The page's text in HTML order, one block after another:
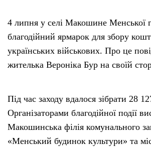
Підтримати «місцевих»
Редакційна політика
4 липня у селі Макошине Менської
благодійний ярмарок для збору
українських військових. Про це
жителька Вероніка Бур на своїй
Під час заходу вдалося зібрати 28
Організаторами благодійної події
Макошинська філія комунального
«Менський будинок культури» та